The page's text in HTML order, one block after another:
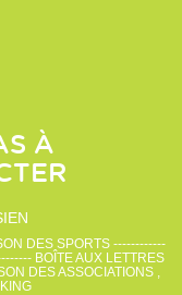
À
DES SPORTS ------------
BOÎTE AUX LETTRES
DES ASSOCIATIONS ,